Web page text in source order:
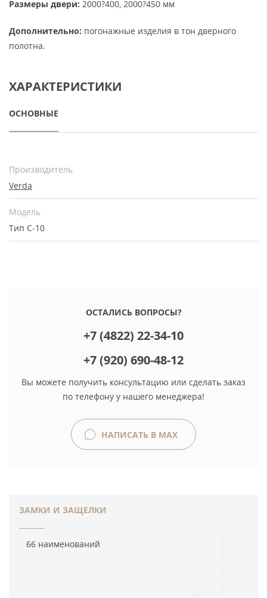
Размеры двери: 2000?400, 2000?450 мм
Дополнительно: погонажные изделия в тон дверного
полотна.
ХАРАКТЕРИСТИКИ
ОСНОВНЫЕ
Производитель
Verda
Модель
Тип С-10
ОСТАЛИСЬ ВОПРОСЫ?
+7 (4822) 22-34-10
+7 (920) 690-48-12
Вы можете получить консультацию или сделать заказ
по телефону у нашего менеджера!
НАПИСАТЬ В MAX
ЗАМКИ И ЗАЩЕЛКИ
66 наименований